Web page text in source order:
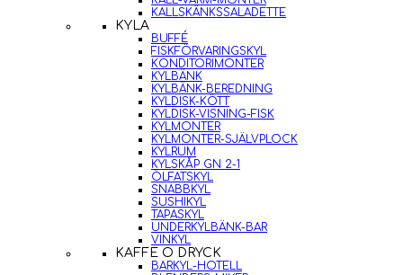
KALLSKÄNKSSALADETTE
KYLA
BUFFÉ
FISKFÖRVARINGSKYL
KONDITORIMONTER
KYLBÄNK
KYLBÄNK-BEREDNING
KYLDISK-KÖTT
KYLDISK-VISNING-FISK
KYLMONTER
KYLMONTER-SJÄLVPLOCK
KYLRUM
KYLSKÅP GN 2-1
ÖLFATSKYL
SNABBKYL
SUSHIKYL
TAPASKYL
UNDERKYLBÄNK-BAR
VINKYL
KAFFE O DRYCK
BARKYL-HOTELL